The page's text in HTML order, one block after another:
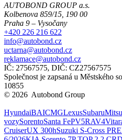
AUTOBOND GROUP a.s.
Kolbenova 859/15, 190 00
Praha 9 – Vysočany
+420 226 216 622
info@autobond.cz
uctarna@autobond.cz
reklamace@autobond.cz
IČ: 27567575, DIČ: CZ27567575
Společnost je zapsaná u Městského
10855
© 2026 Autobond Group
HyundaiBAICMGLexusSubaru
vozySorentoSanta FePV5RAV4
CruiserUX 300hSuzuki S-Cross